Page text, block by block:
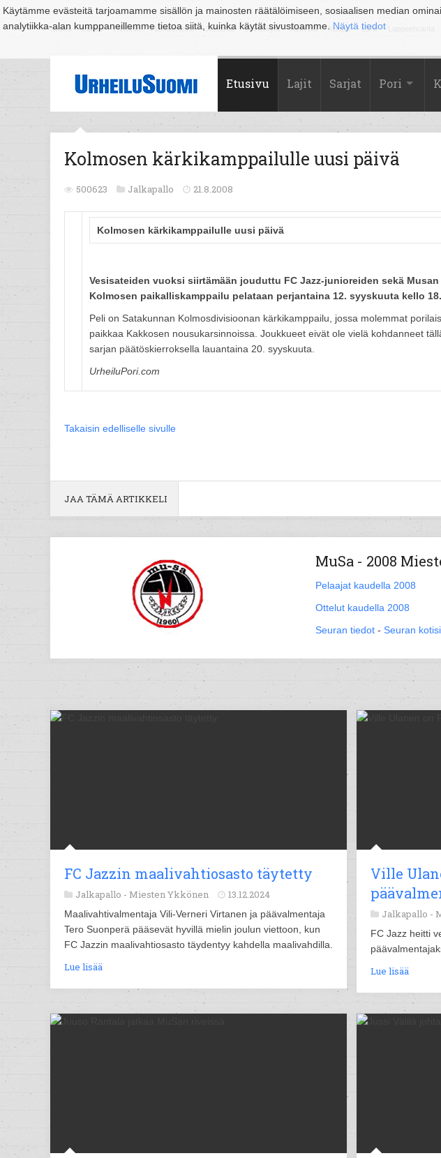
Käytämme evästeitä tarjoamamme sisällön ja mainosten räätälöimiseen, sosiaalisen median
analytiikka-alan kumppaneillemme tietoa siitä, kuinka käytät sivustoamme. Näytä tiedot
Suomi Espoo Helsinki Hämeenlinna Joensuu Jyväskylä Kouvola Kuopio Lahti
Etusivu Lajit Sarjat Pori
Kolmosen kärkikamppailulle uusi päivä
500623 Jalkapallo 21.8.2008
Kolmosen kärkikamppailulle uusi päivä
Vesisateiden vuoksi siirtämään jouduttu FC Jazz-junioreiden sekä
Kolmosen paikalliskamppailu pelataan perjantaina 12. syyskuuta kello
Peli on Satakunnan Kolmosdivisioonan kärkikamppailu, jossa molemmat
paikkaa Kakkosen nousukarsinnoissa. Joukkueet eivät ole vielä kohdanneet
sarjan päätöskierroksella lauantaina 20. syyskuuta.
UrheiluPori.com
Takaisin edelliselle sivulle
JAA TÄMÄ ARTIKKELI
MuSa - 2008
Pelaajat kaudella 2008
Ottelut kaudella 2008
Seuran tiedot - Seuran
FC Jazzin maalivahtiosasto täytetty
Jalkapallo - Miesten Ykkönen 13.12.2024
Maalivahtivalmentaja Vili-Verneri Virtanen ja päävalmentaja
Tero Suonperä pääsevät hyvillä mielin joulun viettoon, kun
FC Jazzin maalivahtiosasto täydentyy kahdella maalivahdilla.
Lue lisää
Ville
Jalkapallo -
FC Jazz heitti
Lue lisää